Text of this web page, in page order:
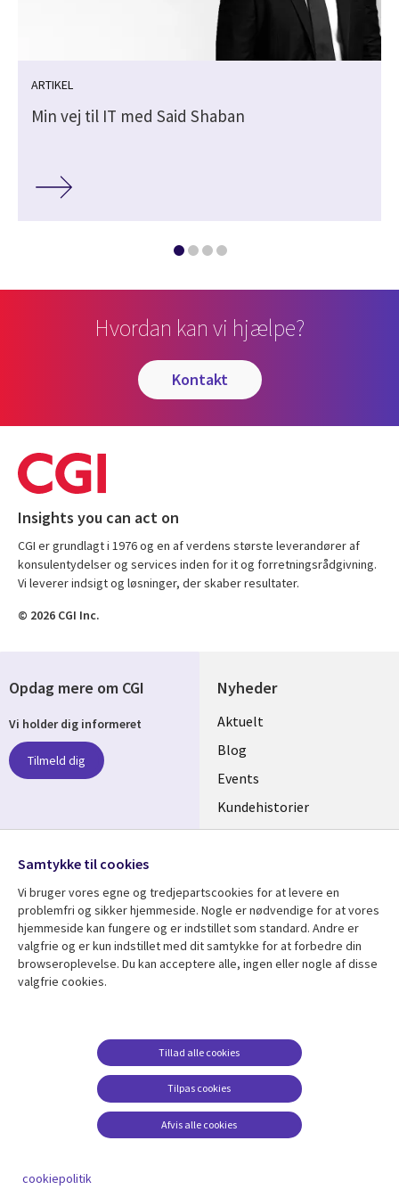
ARTIKEL
Min vej til IT med Said Shaban
Hvordan kan vi hjælpe?
kontakt
Insights you can act on
CGI er grundlagt i 1976 og en af verdens største leverandører af
konsulentydelser og services inden for it og forretningsrådgivning.
Vi leverer indsigt og løsninger, der skaber resultater.
© 2026 CGI Inc.
Nyheder
Useful
links
DENMARK
Aktuelt
Blog
Events
Kundehistorier
Videoer
Se mere
Library
DENMARK
Artikler
Kundehistorier
Support
Accessibility
Suppliers
Change consent
Opdag mere om CGI
Vi holder dig informeret
Tilmeld dig
Media
DENMARK
Samtykke til cookies
Vi bruger vores egne og tredjepartscookies for at levere en
problemfri og sikker hjemmeside. Nogle er nødvendige for at vores
hjemmeside kan fungere og er indstillet som standard. Andre er
valgfrie og er kun indstillet med dit samtykke for at forbedre din
browseroplevelse. Du kan acceptere alle, ingen eller nogle af disse
valgfrie cookies.
Tilpas cookies
Tillad alle cookies
Afvis alle cookies
cookiepolitik